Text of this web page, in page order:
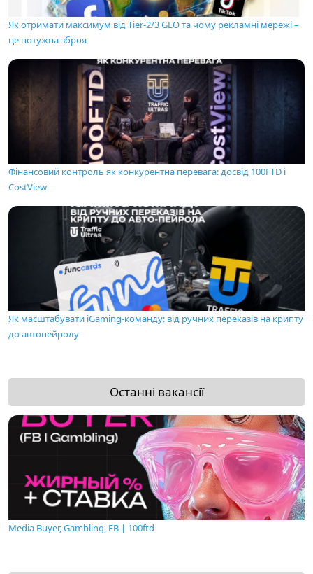
Як отримати максимум від Tier-2/3 GEO та чому рекламні мережі –
це потужна зброя
Фінансовий контроль як конкурентна перевага: досвід 100FTD і
CostView
Як масштабувати iGaming-команду: від ручних переказів на крипту
до автопейролу
Останні вакансії
Media Buyer, Gambling, FB | 100ftd